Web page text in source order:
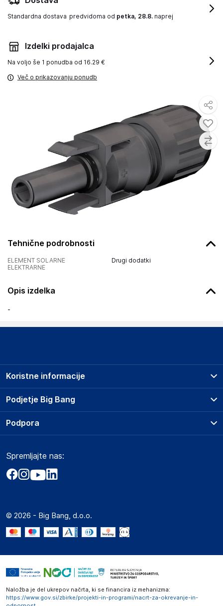
Tehnične podrobnosti
ELEMENT SOLARNE
ELEKTRARNE
Drugi dodatki
Opis izdelka
-
Standardna dostava predvidoma od petka, 28.8. naprej
Izdelki prodajalca
Na voljo še 1 ponudba od 16.29 €
Več o prikazovanju ponudb
Podjetje Big Bang
O podjetju
Obvestila za javnost
Akt o digitalnih storitvah
Marketplace za partnerje
Novosti
Koristne informacije
Prodajna mesta
Storitve
Dostava, vnos in odvoz
Zavarovanje izdelkov
Podpora
Marketplace
Kako oddati naročilo?
Spremljajte nas:
© 2026 - Big Bang, d.o.o.
Naložba je del ukrepov načrta, ki se financira iz mehanizma:
https://www.gov.si/zbirke/projekti-in-programi/nacrt-za-okrevanje-in-